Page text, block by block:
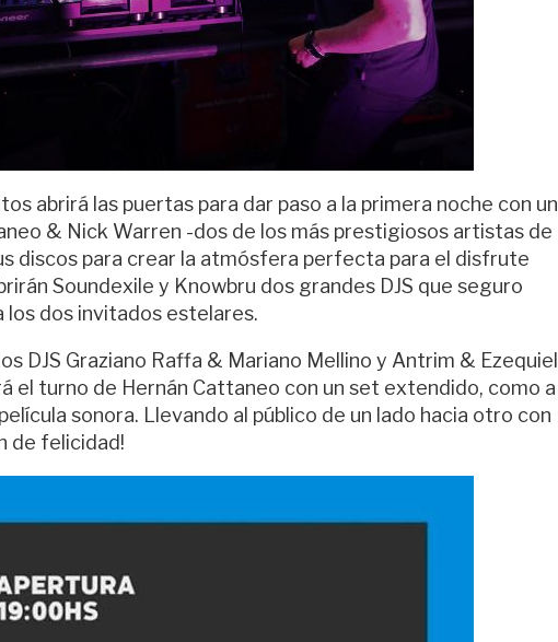
abrirá las puertas para dar paso a la primera noche con un
& Nick Warren -dos de los más prestigiosos artistas de
discos para crear la atmósfera perfecta para el disfrute
Soundexile y Knowbru dos grandes DJS que seguro
los dos invitados estelares.
DJS Graziano Raffa & Mariano Mellino y Antrim & Ezequiel
el turno de Hernán Cattaneo con un set extendido, como a
sonora. Llevando al público de un lado hacia otro con
de felicidad!